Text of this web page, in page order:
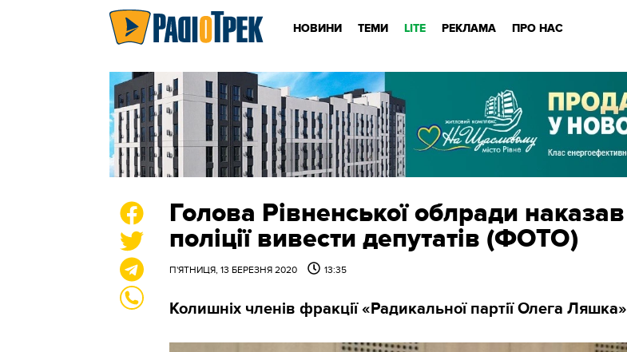
НОВИНИ ТЕМИ LITE РЕКЛАМА ПРО НАС
Голова Рівненської облради наказав
поліції вивести депутатів (ФОТО)
П'ЯТНИЦЯ, 13 БЕРЕЗНЯ 2020 13:35
Колишніх членів фракції «Радикальної партії Олега Ляшка»